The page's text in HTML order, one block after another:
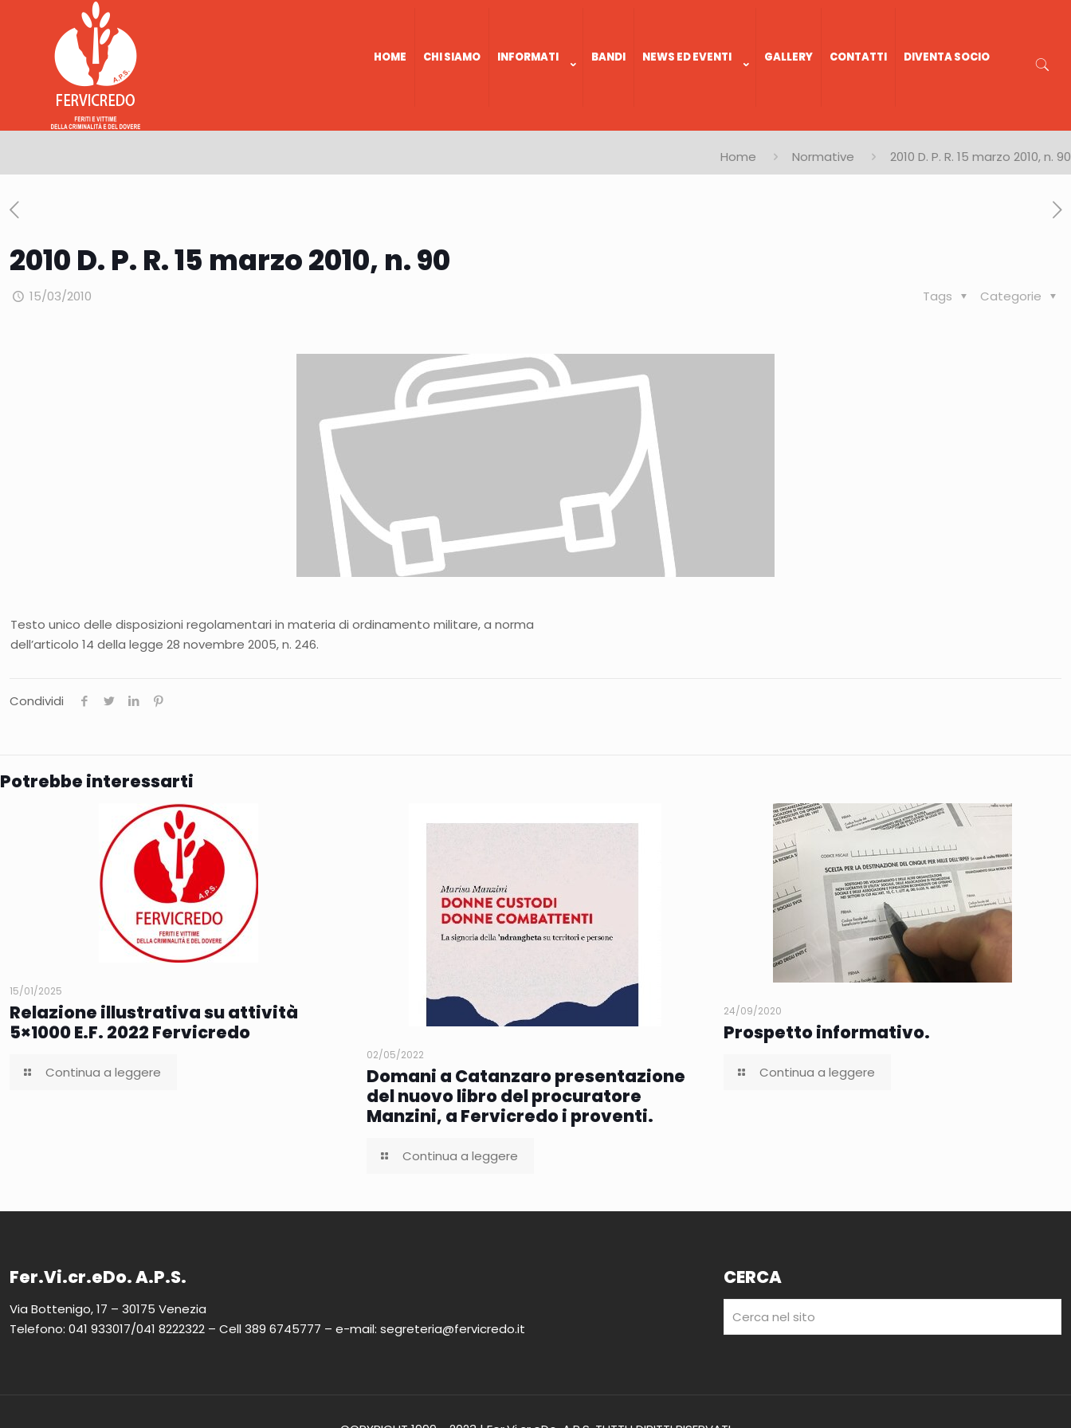
HOME CHI SIAMO INFORMATI BANDI NEWS ED EVENTI GALLERY CONTATTI DIVENTA SOCIO
Home Normative 2010 D. P. R. 15 marzo 2010, n. 90
2010 D. P. R. 15 marzo 2010, n. 90
15/03/2010 Categorie
Tags
Testo unico delle disposizioni regolamentari in materia di ordinamento militare, a norma
dell’articolo 14 della legge 28 novembre 2005, n. 246.
Condividi
Potrebbe interessarti
15/01/2025
Relazione illustrativa su attività
5×1000 E.F. 2022 Fervicredo
Continua a leggere
02/05/2022
Domani a Catanzaro presentazione
del nuovo libro del procuratore
Manzini, a Fervicredo i proventi.
Continua a leggere
24/09/2020
Prospetto informativo.
Continua a leggere
Fer.Vi.cr.eDo. A.P.S.
Via Bottenigo, 17 – 30175 Venezia
Telefono: 041 933017/041 8222322 – Cell 389 6745777 – e-mail: segreteria@fervicredo.it
CERCA